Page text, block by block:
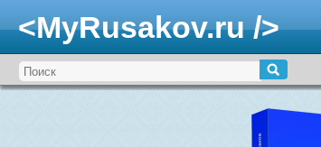
<MyRusakov.ru />